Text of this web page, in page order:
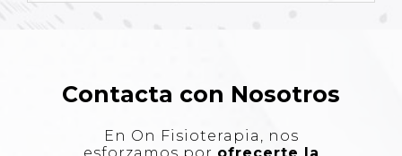
Contacta con Nosotros
En On Fisioterapia, nos